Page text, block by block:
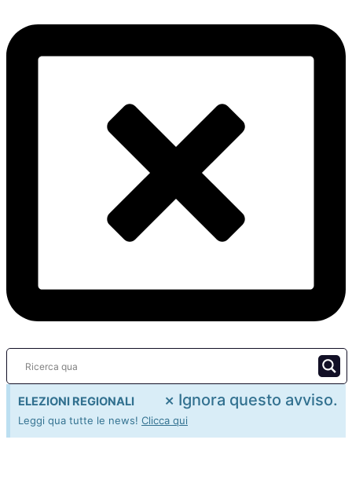
ELEZIONI REGIONALI
Leggi qua tutte le news! Clicca qui
× Ignora questo avviso.